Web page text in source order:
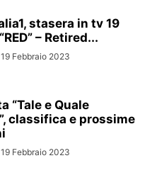
stasera in tv 19
– Retired...
19 Febbraio 2023
“Tale e Quale
classifica e prossime
19 Febbraio 2023